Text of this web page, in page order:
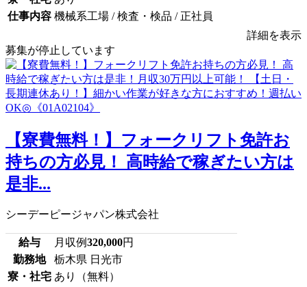
仕事内容 機械系工場 / 検査・検品 / 正社員
詳細を表示
募集が停止しています
【寮費無料！】フォークリフト免許お
持ちの方必見！ 高時給で稼ぎたい方は
是非...
シーデーピージャパン株式会社
給与 月収例320,000円
勤務地
栃木県 日光市
寮・社宅 あり（無料）